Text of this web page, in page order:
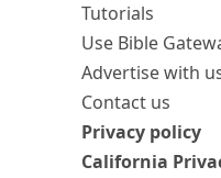
Tutorials
Use Bible
Advertise with
Contact us
Privacy policy
California